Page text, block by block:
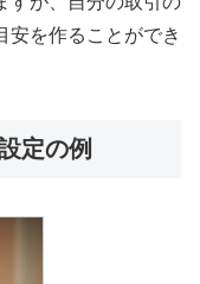
安を作ることができ
定の例